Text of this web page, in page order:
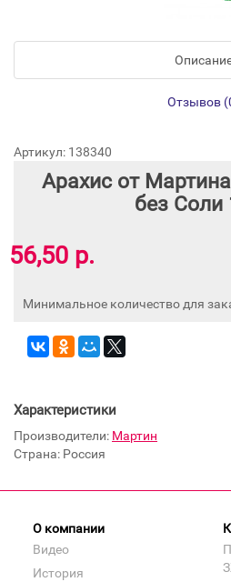
Отзывов
Артикул: 138340
Арахис от
без Соли
56,50 р.
Минимальное количество для
Характеристики
Производители: Мартин
Страна: Россия
О компании
Видео
История